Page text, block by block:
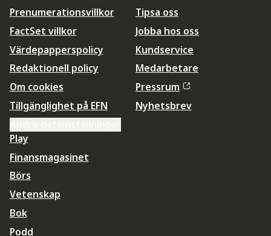
Prenumerationsvillkor
FactSet villkor
Värdepapperspolicy
Redaktionell policy
Om cookies
Tillgänglighet på EFN
Tipsa oss
Jobba hos oss
Kundservice
Medarbetare
Pressrum
Nyhetsbrev
Play
Finansmagasinet
Börs
Vetenskap
Bok
Podd